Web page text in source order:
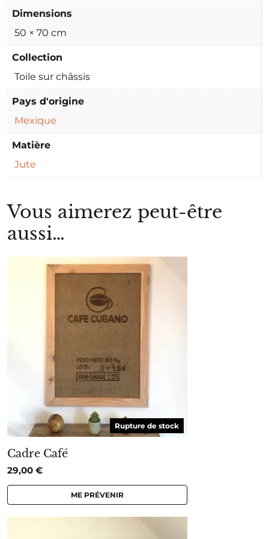
Dimensions
50 × 70 cm
Collection
Toile sur châssis
Pays d'origine
Mexique
Matière
Jute
Vous aimerez peut-être
aussi…
Rupture de stock
Cadre Café
29,00 €
ME PRÉVENIR